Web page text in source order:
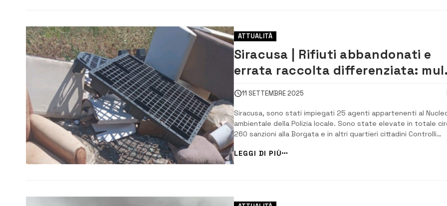
ATTUALITÀ
Siracusa | Rifiuti abbandonati e
errata raccolta differenziata:
per 23.000 euro
11 SETTEMBRE 2025
Siracusa, sono stati impiegati 25 agenti appartenenti al
ambientale della Polizia locale. Sono state elevate in totale
260 sanzioni alla Borgata e in altri quartieri cittadini Controlli
intensificati contro l’abbandono indiscriminato dei rifiuti a
Siracusa e per il rispetto della raccolta differenziata. La Polizia
ambientale...
LEGGI DI PIÙ